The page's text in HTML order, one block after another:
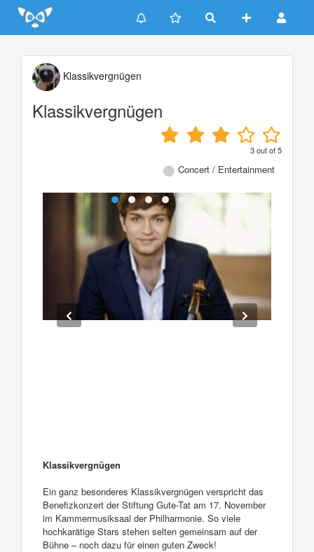
Update cookies preferences
Klassikvergnügen
Klassikvergnügen
3out of5
Concert / Entertainment
Klassikvergnügen
Ein ganz besonderes Klassikvergnügen verspricht das
Benefizkonzert der Stiftung Gute-Tat am 17. November
im Kammermusiksaal der Philharmonie. So viele
hochkarätige Stars stehen selten gemeinsam auf der
Bühne – noch dazu für einen guten Zweck!